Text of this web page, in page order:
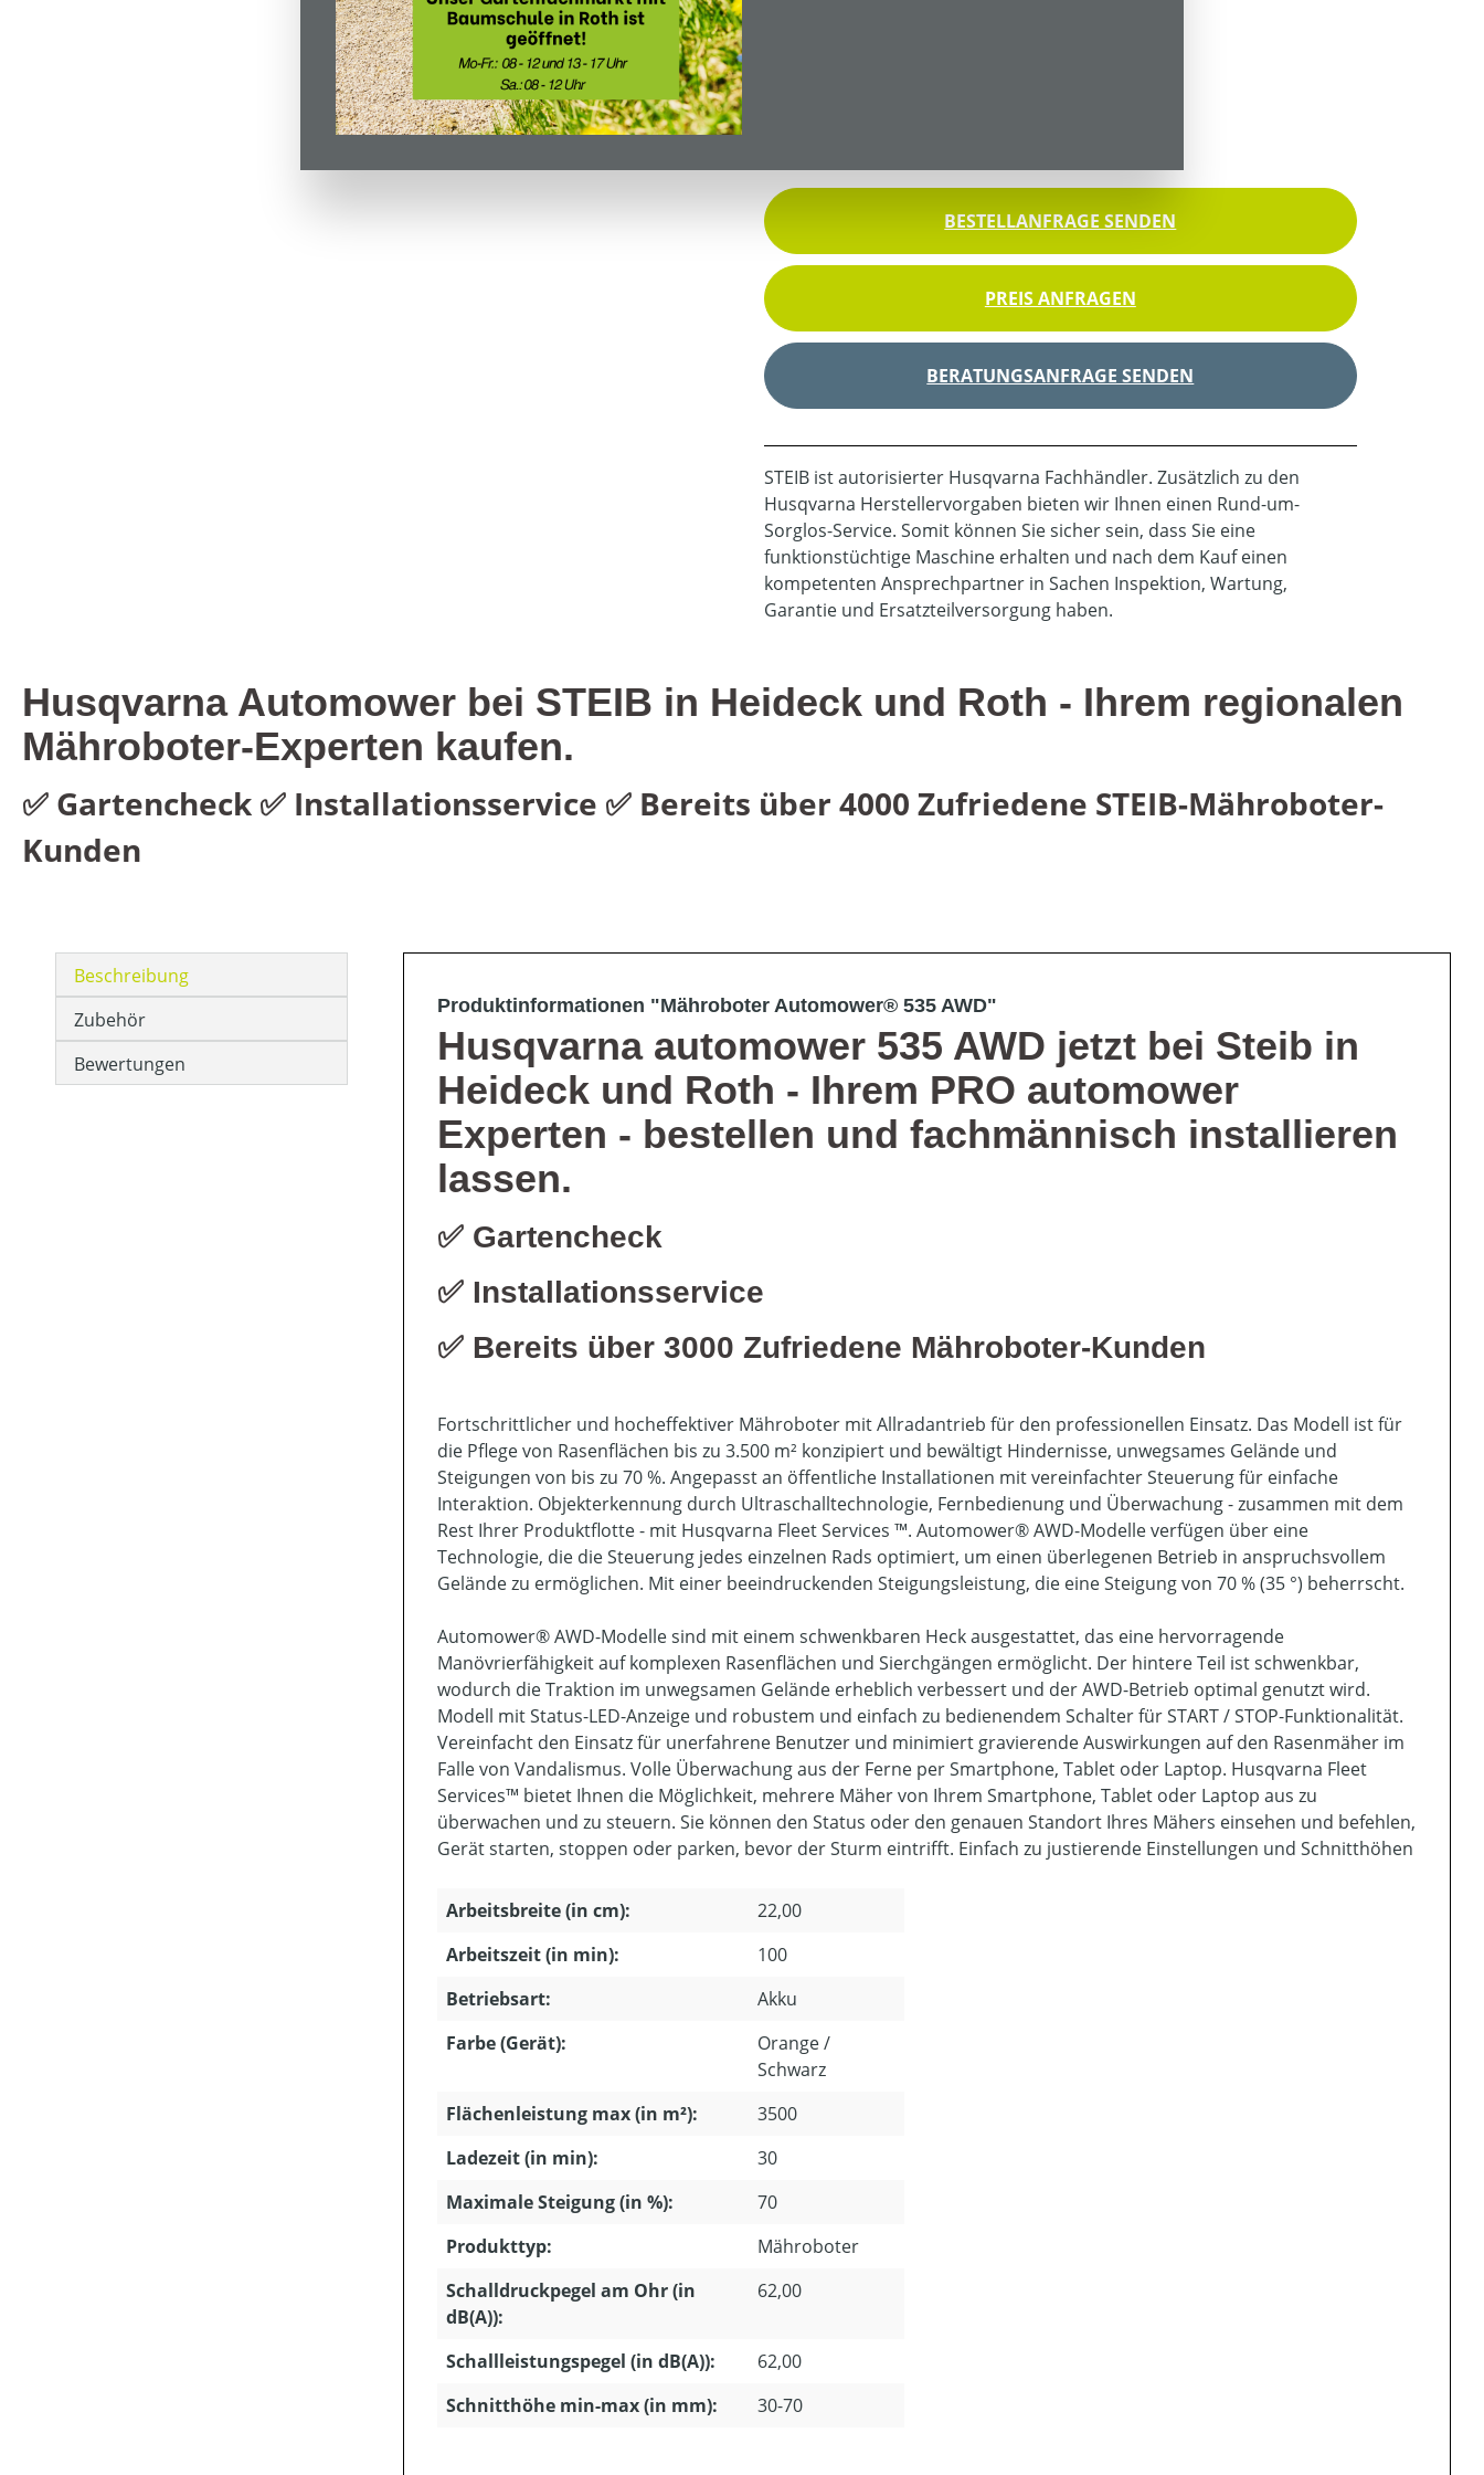
BESTELLANFRAGE SENDEN
PREIS ANFRAGEN
BERATUNGSANFRAGE SENDEN
STEIB ist autorisierter Husqvarna Fachhändler. Zusätzlich zu den
Husqvarna Herstellervorgaben bieten wir Ihnen einen Rund-um-
Sorglos-Service. Somit können Sie sicher sein, dass Sie eine
funktionstüchtige Maschine erhalten und nach dem Kauf einen
kompetenten Ansprechpartner in Sachen Inspektion, Wartung,
Garantie und Ersatzteilversorgung haben.
Husqvarna Automower bei STEIB in Heideck und Roth - Ihrem regionalen
Mähroboter-Experten kaufen.
✅ Gartencheck ✅ Installationsservice ✅ Bereits über 4000 Zufriedene STEIB-Mähroboter-
Kunden
Beschreibung
Zubehör
Bewertungen
Produktinformationen "Mähroboter Automower® 535 AWD"
Husqvarna automower 535 AWD jetzt bei Steib in
Heideck und Roth - Ihrem PRO automower
Experten - bestellen und fachmännisch installieren
lassen.
✅ Gartencheck
✅ Installationsservice
✅ Bereits über 3000 Zufriedene Mähroboter-Kunden
Fortschrittlicher und hocheffektiver Mähroboter mit Allradantrieb für den professionellen Einsatz. Das Modell ist für
die Pflege von Rasenflächen bis zu 3.500 m² konzipiert und bewältigt Hindernisse, unwegsames Gelände und
Steigungen von bis zu 70 %. Angepasst an öffentliche Installationen mit vereinfachter Steuerung für einfache
Interaktion. Objekterkennung durch Ultraschalltechnologie, Fernbedienung und Überwachung - zusammen mit dem
Rest Ihrer Produktflotte - mit Husqvarna Fleet Services ™. Automower® AWD-Modelle verfügen über eine
Technologie, die die Steuerung jedes einzelnen Rads optimiert, um einen überlegenen Betrieb in anspruchsvollem
Gelände zu ermöglichen. Mit einer beeindruckenden Steigungsleistung, die eine Steigung von 70 % (35 °) beherrscht.
Automower® AWD-Modelle sind mit einem schwenkbaren Heck ausgestattet, das eine hervorragende
Manövrierfähigkeit auf komplexen Rasenflächen und Sierchgängen ermöglicht. Der hintere Teil ist schwenkbar,
wodurch die Traktion im unwegsamen Gelände erheblich verbessert und der AWD-Betrieb optimal genutzt wird.
Modell mit Status-LED-Anzeige und robustem und einfach zu bedienendem Schalter für START / STOP-Funktionalität.
Vereinfacht den Einsatz für unerfahrene Benutzer und minimiert gravierende Auswirkungen auf den Rasenmäher im
Falle von Vandalismus. Volle Überwachung aus der Ferne per Smartphone, Tablet oder Laptop. Husqvarna Fleet
Services™ bietet Ihnen die Möglichkeit, mehrere Mäher von Ihrem Smartphone, Tablet oder Laptop aus zu
überwachen und zu steuern. Sie können den Status oder den genauen Standort Ihres Mähers einsehen und befehlen,
Gerät starten, stoppen oder parken, bevor der Sturm eintrifft. Einfach zu justierende Einstellungen und Schnitthöhen
Arbeitsbreite (in cm):
22,00
Arbeitszeit (in min):
100
Betriebsart:
Akku
Farbe (Gerät):
Orange /
Schwarz
Flächenleistung max (in m²):
3500
Ladezeit (in min):
30
Maximale Steigung (in %):
70
Produkttyp:
Mähroboter
Schalldruckpegel am Ohr (in
dB(A)):
62,00
Schallleistungspegel (in dB(A)):
62,00
Schnitthöhe min-max (in mm):
30-70